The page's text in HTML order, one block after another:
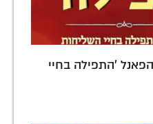
'התפילה בחיי